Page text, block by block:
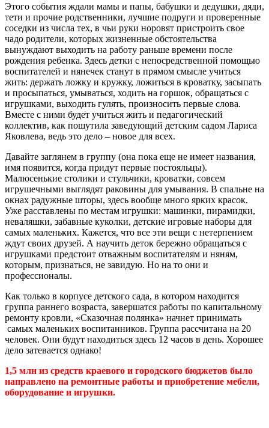
Этого события ждали мамы и папы, бабушки и дедушки, дяди,
тети и прочие родственники, лучшие подруги и проверенные
соседки из числа тех, в чьи руки норовят пристроить свое
чадо родители, которых жизненные обстоятельства
вынуждают выходить на работу раньше времени после
рождения ребенка. Здесь детки с непосредственной помощью
воспитателей и нянечек станут в прямом смысле учиться
жить: держать ложку и кружку, ложиться в кроватку, засыпать
и просыпаться, умываться, ходить на горшок, обращаться с
игрушками, выходить гулять, произносить первые слова.
Вместе с ними будет учиться жить и педагогический
коллектив, как пошутила заведующий детским садом Лариса
Яковлева, ведь это дело – новое для всех.
Давайте заглянем в группу (она пока еще не имеет названия,
имя появится, когда придут первые постояльцы).
Малюсенькие столики и стульчики, кроватки, совсем
игрушечными выглядят раковины для умывания. В спальне на
окнах радужные шторы, здесь вообще много ярких красок.
Уже расставлены по местам игрушки: машинки, пирамидки,
неваляшки, забавные куколки, детские игровые наборы для
самых маленьких. Кажется, что все эти вещи с нетерпением
ждут своих друзей. А научить деток бережно обращаться с
игрушками предстоит отважным воспитателям и няням,
которым, признаться, не завидую. Но на то они и
профессионалы.
Как только в корпусе детского сада, в котором находится
группа раннего возраста, завершатся работы по капитальному
ремонту кровли, «Сказочная полянка» начнет принимать
самых маленьких воспитанников. Группа рассчитана на 20
человек. Они будут находиться здесь 12 часов в день. Хорошее
дело затевается однако!
1,5 млн из средств краевого и городского бюджетов было
направлено на ремонтные работы и приобретение мебели,
оборудование и игрушки.